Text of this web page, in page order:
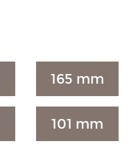
165 mm
101 mm